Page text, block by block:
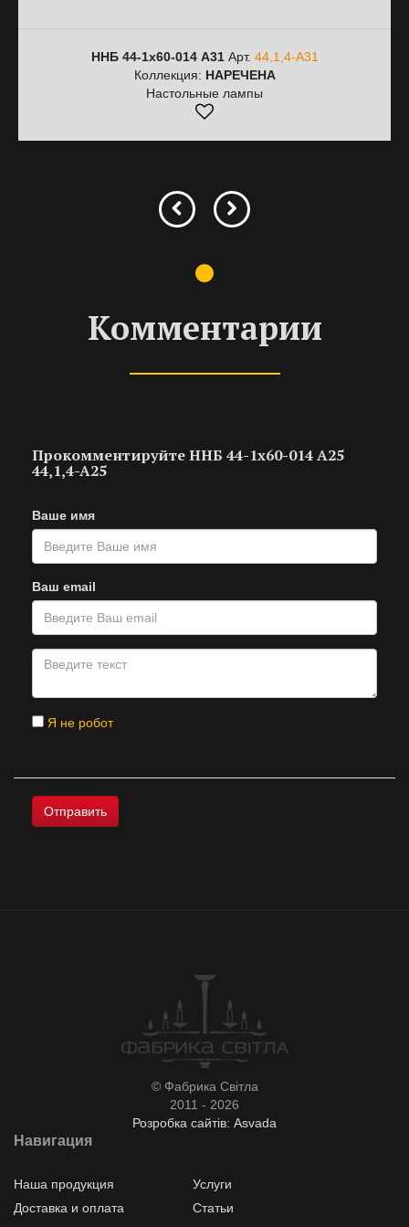
ННБ 44-1х60-014 А31Арт. 44,1,4-А31
Коллекция: НАРЕЧЕНА
Настольные лампы
Комментарии
Прокомментируйте ННБ 44-1х60-014 A25
44,1,4-A25
Ваше имя
Ваш email
Я не робот
© Фабрика Світла
2011 - 2026
Розробка сайтів: Asvada
Навигация
Наша продукция
Услуги
Доставка и оплата
Статьи